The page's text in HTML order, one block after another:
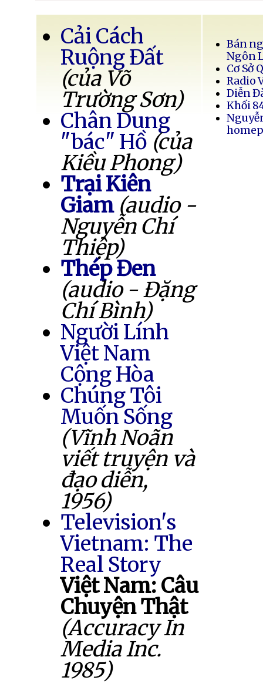
Cải Cách
Ruộng Đất
(của Võ
Trường Sơn)
Chân Dung
"bác" Hồ (của
Kiều Phong)
Trại Kiên
Giam (audio -
Nguyễn Chí
Thiệp)
Thép Đen
(audio - Đặng
Chí Bình)
Người Lính
Việt Nam
Cộng Hòa
Chúng Tôi
Muốn Sống
(Vĩnh Noãn
viết truyện và
đạo diễn,
1956)
Television's
Vietnam: The
Real Story
Việt Nam: Câu
Chuyện Thật
(Accuracy In
Media Inc.
1985)
Bán
Ngôn
Cơ Sở
Radio
Diễn
Khối